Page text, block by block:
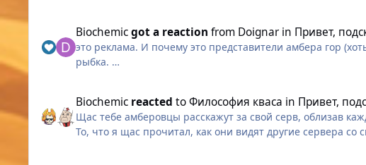
перевороту баланса сил в) у них нет условного раскола
вижу, людей и так куча, гильдии забить легко что так
На других серверах ситуация конечно уже обратная
Ну так только потому что там кто-то выше начал
Biochemicgot a reaction from Doignar in Привет,
это реклама. И почему это представители амбера гор
рыбка.
Biochemic reacted toФилософия кваса in Привет,
Щас тебе амберовцы расскажут за свой серв, облизав
То, что я щас прочитал, как они видят другие сервера со